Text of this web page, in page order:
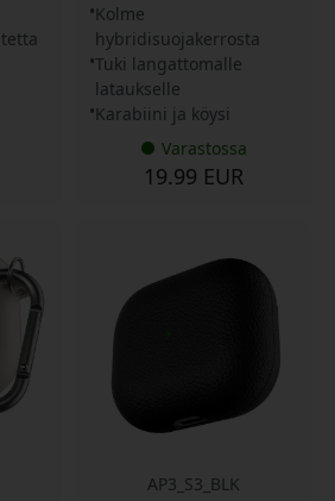
Kolme
hybridisuojakerrosta
Tuki langattomalle
lataukselle
Karabiini ja köysi
Varastossa
19.99 EUR
AP3_S3_BLK